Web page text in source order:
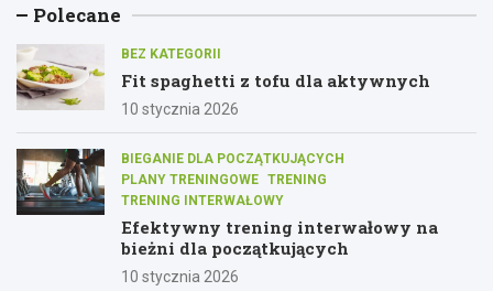
Polecane
BEZ KATEGORII
Fit spaghetti z tofu dla aktywnych
10 stycznia 2026
BIEGANIE DLA POCZĄTKUJĄCYCH
PLANY TRENINGOWE TRENING
TRENING INTERWAŁOWY
Efektywny trening interwałowy na
bieżni dla początkujących
10 stycznia 2026